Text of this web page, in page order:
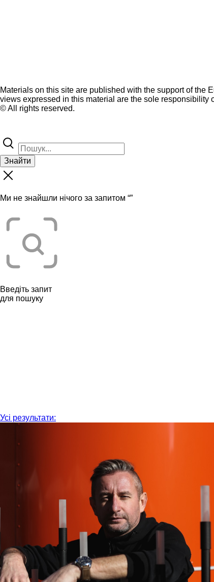
Materials on this site are published with the support of the
views expressed in this material are the sole responsibility
© All rights reserved.
Знайти
Ми не знайшли нічого за запитом “”
Введіть запит
для пошуку
Усі результати: